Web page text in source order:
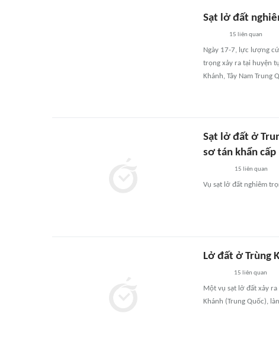
Sạt lở đất
15 liên quan
Ngày 17-7, lực lượng
trọng xảy ra tại huyện
Khánh, Tây Nam Trung
Sạt lở đất ở
sơ tán khẩn cấp
15 liên quan
Vụ sạt lở đất nghiêm
Lở đất ở Trùng
15 liên quan
Một vụ sạt lở đất xảy
Khánh (Trung Quốc),